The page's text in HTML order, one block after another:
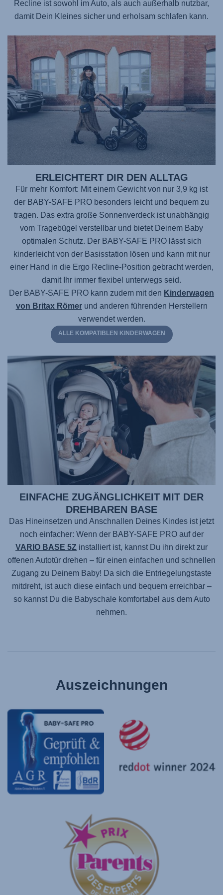
Recline ist sowohl im Auto, als auch außerhalb nutzbar,
damit Dein Kleines sicher und erholsam schlafen kann.
ERLEICHTERT DIR DEN ALLTAG
Für mehr Komfort: Mit einem Gewicht von nur 3,9 kg ist
der BABY-SAFE PRO besonders leicht und bequem zu
tragen. Das extra große Sonnenverdeck ist unabhängig
vom Tragebügel verstellbar und bietet Deinem Baby
optimalen Schutz. Der BABY-SAFE PROlässt sich
kinderleicht von der Basisstation lösen und kann mit nur
einer Hand in die Ergo Recline-Position gebracht werden,
damit Ihr immer flexibel unterwegs seid.
Der BABY-SAFE PRO kann zudem mit den Kinderwagen
von Britax Römerund anderen führenden Herstellern
verwendet werden.
ALLE KOMPATIBLEN KINDERWAGEN
EINFACHE ZUGÄNGLICHKEIT MIT DER
DREHBAREN BASE
Das Hineinsetzen und Anschnallen Deines Kindes ist jetzt
noch einfacher: Wenn der BABY-SAFE PROauf der
VARIO BASE 5Z installiert ist, kannst Du ihn direkt zur
offenen Autotür drehen – für einen einfachen und schnellen
Zugang zu Deinem Baby! Da sich die Entriegelungstaste
mitdreht, ist auch diese einfach und bequem erreichbar –
so kannst Du die Babyschale komfortabel aus dem Auto
nehmen.
Auszeichnungen